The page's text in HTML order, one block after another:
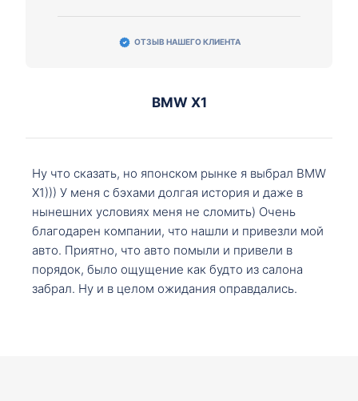
ОТЗЫВ НАШЕГО КЛИЕНТА
BMW X1
Ну что сказать, но японском рынке я выбрал BMW
X1))) У меня с бэхами долгая история и даже в
нынешних условиях меня не сломить) Очень
благодарен компании, что нашли и привезли мой
авто. Приятно, что авто помыли и привели в
порядок, было ощущение как будто из салона
забрал. Ну и в целом ожидания оправдались.